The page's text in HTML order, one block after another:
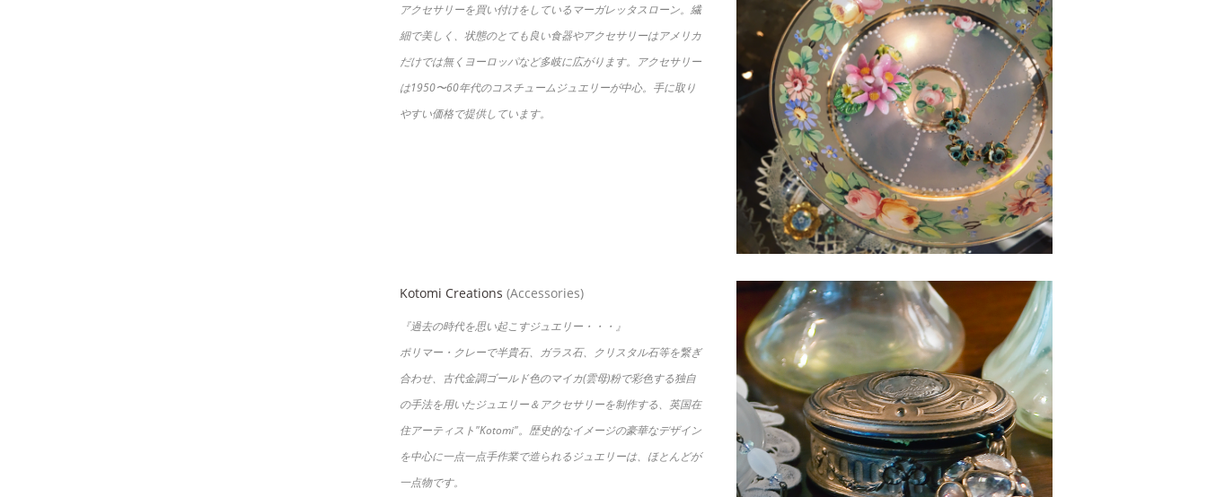
アクセサリーを買い付けをしているマーガレッタスローン。繊
細で美しく、状態のとても良い食器やアクセサリーはアメリカ
だけでは無くヨーロッパなど多岐に広がります。アクセサリー
は1950〜60年代のコスチュームジュエリーが中心。手に取り
やすい価格で提供しています。
Kotomi Creations (Accessories)
『過去の時代を思い起こすジュエリー・・・』
ポリマー・クレーで半貴石、ガラス石、クリスタル石等を繋ぎ
合わせ、古代金調ゴールド色のマイカ(雲母)粉で彩色する独自
の手法を用いたジュエリー＆アクセサリーを制作する、英国在
住アーティスト"Kotomi"。歴史的なイメージの豪華なデザイン
を中心に一点一点手作業で造られるジュエリーは、ほとんどが
一点物です。